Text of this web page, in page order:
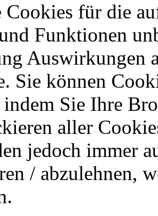
Cookies für die
Funktionen
Auswirkungen
Sie können
Sie Ihre
aller
jedoch immer
/ abzulehnen,